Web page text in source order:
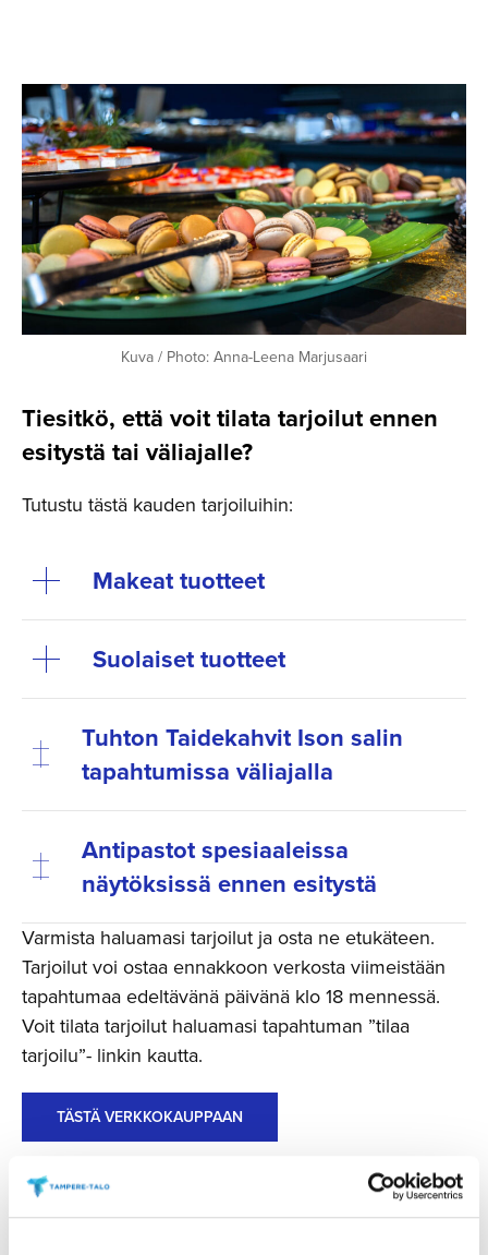
Kuva / Photo: Anna-Leena Marjusaari
Tiesitkö, että voit tilata tarjoilut ennen
esitystä tai väliajalle?
Tutustu tästä kauden tarjoiluihin:
Makeat tuotteet
Suolaiset tuotteet
Tuhton Taidekahvit Ison salin
tapahtumissa väliajalla
Antipastot spesiaaleissa
näytöksissä ennen esitystä
Varmista haluamasi tarjoilut ja osta ne etukäteen.
Tarjoilut voi ostaa ennakkoon verkosta viimeistään
tapahtumaa edeltävänä päivänä klo 18 mennessä.
Voit tilata tarjoilut haluamasi tapahtuman ”tilaa
tarjoilu”- linkin kautta.
TÄSTÄ VERKKOKAUPPAAN